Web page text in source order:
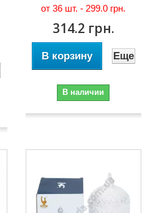
от 36 шт. - 299.0 грн.
314.2 грн.
В корзину Еще
В наличии